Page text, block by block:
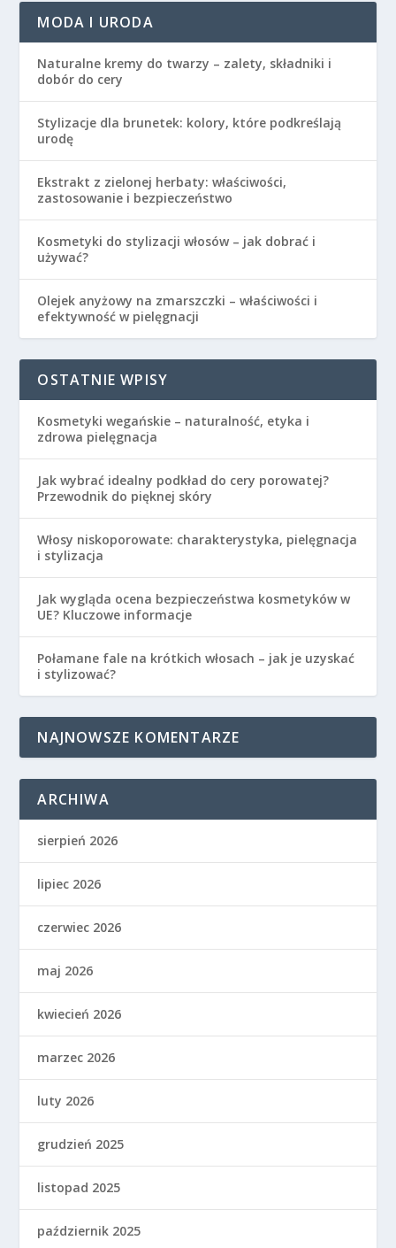
MODA I URODA
Naturalne kremy do twarzy – zalety, składniki i
dobór do cery
Stylizacje dla brunetek: kolory, które podkreślają
urodę
Ekstrakt z zielonej herbaty: właściwości,
zastosowanie i bezpieczeństwo
Kosmetyki do stylizacji włosów – jak dobrać i
używać?
Olejek anyżowy na zmarszczki – właściwości i
efektywność w pielęgnacji
OSTATNIE WPISY
Kosmetyki wegańskie – naturalność, etyka i
zdrowa pielęgnacja
Jak wybrać idealny podkład do cery porowatej?
Przewodnik do pięknej skóry
Włosy niskoporowate: charakterystyka, pielęgnacja
i stylizacja
Jak wygląda ocena bezpieczeństwa kosmetyków w
UE? Kluczowe informacje
Połamane fale na krótkich włosach – jak je uzyskać
i stylizować?
NAJNOWSZE KOMENTARZE
ARCHIWA
sierpień 2026
lipiec 2026
czerwiec 2026
maj 2026
kwiecień 2026
marzec 2026
luty 2026
grudzień 2025
listopad 2025
październik 2025